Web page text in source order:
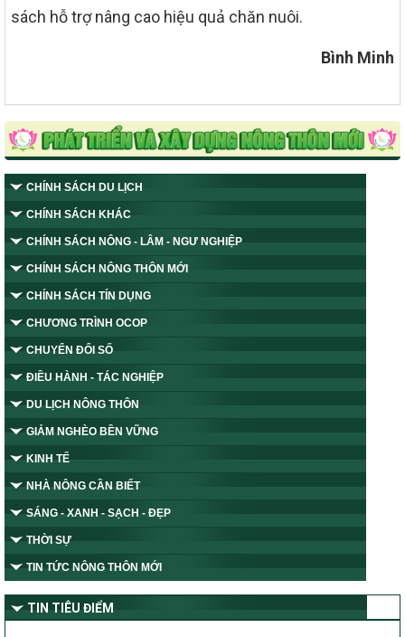
sách hỗ trợ nâng cao hiệu quả chăn nuôi.
Bình Minh
CHÍNH SÁCH DU LỊCH
CHÍNH SÁCH KHÁC
CHÍNH SÁCH NÔNG - LÂM - NGƯ NGHIỆP
CHÍNH SÁCH NÔNG THÔN MỚI
CHÍNH SÁCH TÍN DỤNG
CHƯƠNG TRÌNH OCOP
CHUYỂN ĐỔI SỐ
ĐIỀU HÀNH - TÁC NGHIỆP
DU LỊCH NÔNG THÔN
GIẢM NGHÈO BỀN VỮNG
KINH TẾ
NHÀ NÔNG CẦN BIẾT
SÁNG - XANH - SẠCH - ĐẸP
THỜI SỰ
TIN TỨC NÔNG THÔN MỚI
TIN TIÊU ĐIỂM